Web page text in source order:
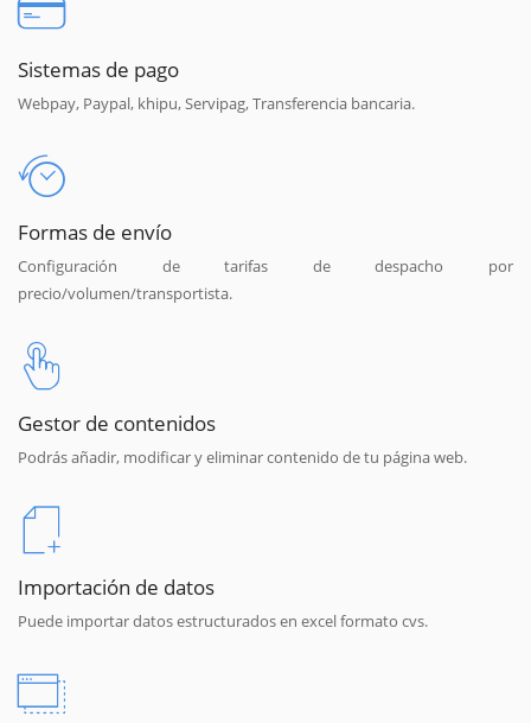
Sistemas de pago
Webpay, Paypal, khipu, Servipag, Transferencia bancaria.
Formas de envío
Configuración de tarifas de despacho por
precio/volumen/transportista.
Gestor de contenidos
Podrás añadir, modificar y eliminar contenido de tu página web.
Importación de datos
Puede importar datos estructurados en excel formato cvs.